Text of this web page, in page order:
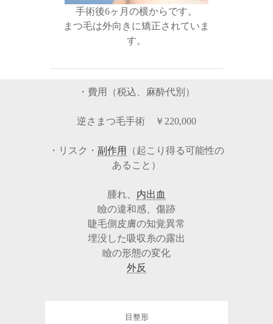
手術後6ヶ月の横からです。
まつ毛は外向きに矯正されていま
す。
・費用（税込、麻酔代別）
逆さまつ毛手術 ￥220,000
・リスク・ 副作用
（起こり得る可能性の
あること）
腫れ、 内出血
瞼の違和感、傷跡
睫毛側皮膚の知覚異常
埋没した吸収糸の露出
瞼の形態の変化
外反
目整形